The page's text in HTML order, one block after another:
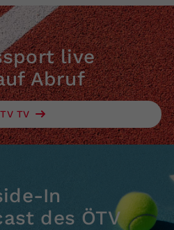
live
Abruf
TV
In
des ÖTV